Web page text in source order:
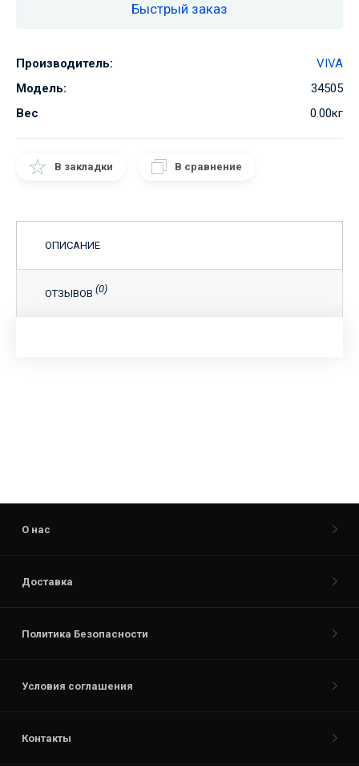
Быстрый заказ
Производитель:
VIVA
Модель:
34505
Вес
0.00кг
В закладки В сравнение
ОПИСАНИЕ
ОТЗЫВОВ (0)
О нас
Доставка
Политика Безопасности
Условия соглашения
Контакты